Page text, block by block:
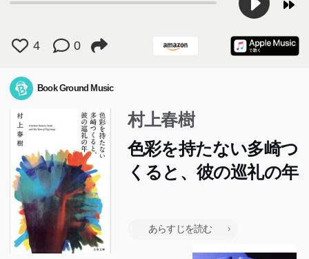
4 0
Book Ground Music
村上春樹
色彩を持たない多崎つ
くると、彼の巡礼の年
あらすじを読む